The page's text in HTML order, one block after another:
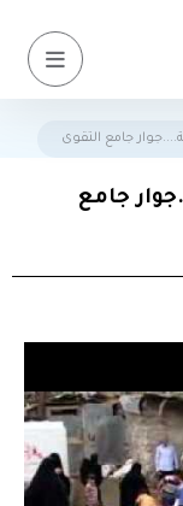
جامع التقوى
جامع